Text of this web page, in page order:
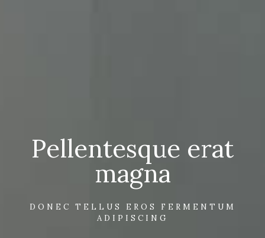
Pellentesque erat
magna
DONEC TELLUS EROS FERMENTUM
ADIPISCING